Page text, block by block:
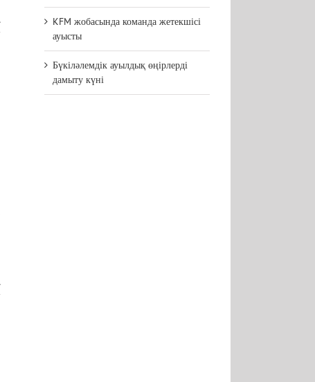
KFM жобасында команда жетекшісі
ауысты
Бүкіләлемдік ауылдық өңірлерді
дамыту күні